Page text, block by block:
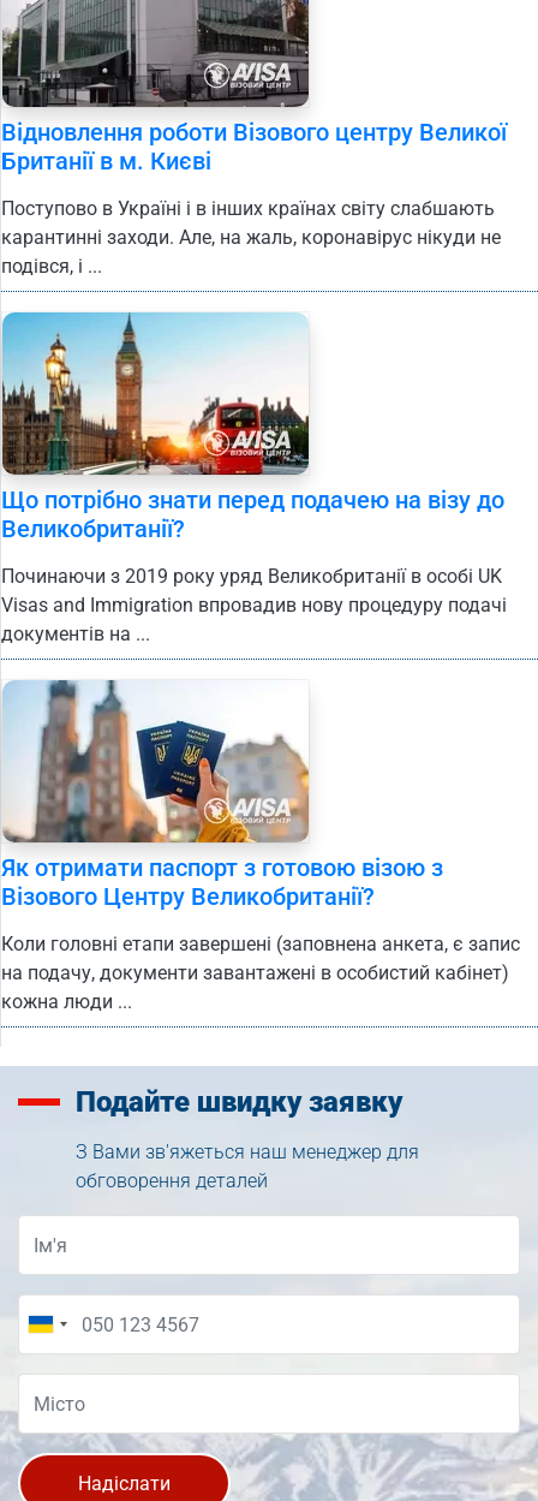
Відновлення роботи Візового центру Великої
Британії в м. Києві
Поступово в Україні і в інших країнах світу слабшають
карантинні заходи. Але, на жаль, коронавірус нікуди не
подівся, і ...
Що потрібно знати перед подачею на візу до
Великобританії?
Починаючи з 2019 року уряд Великобританії в особі UK
Visas and Immigration впровадив нову процедуру подачі
документів на ...
Як отримати паспорт з готовою візою з
Візового Центру Великобританії?
Коли головні етапи завершені (заповнена анкета, є запис
на подачу, документи завантажені в особистий кабінет)
кожна люди ...
Подайте швидку заявку
З Вами зв'яжеться наш менеджер для
обговорення деталей
Надіслати